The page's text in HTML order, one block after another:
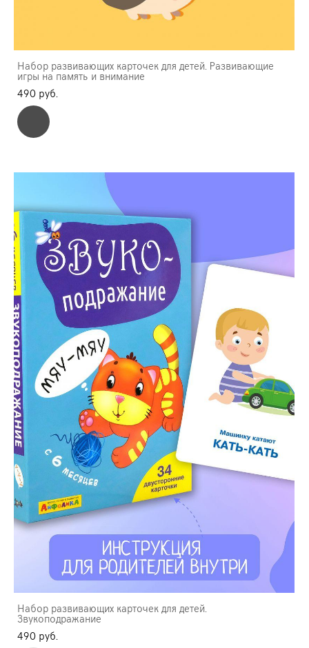
Набор развивающих карточек для детей. Развивающие
игры на память и внимание
490 pуб.
Набор развивающих карточек для детей.
Звукоподражание
490 pуб.